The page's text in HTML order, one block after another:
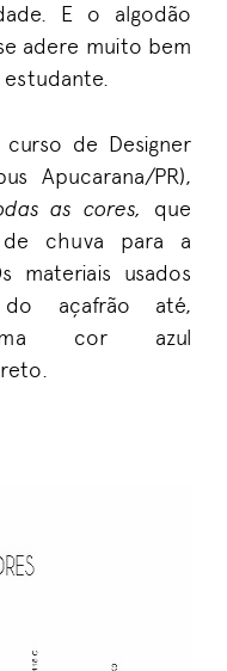
E o algodão
adere muito bem
de Designer
Apucarana/PR),
as cores,
que
chuva para a
materiais usados
açafrão até,
uma cor azul